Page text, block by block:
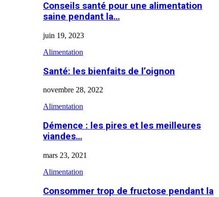
Conseils santé pour une alimentation
saine pendant la…
juin 19, 2023
Alimentation
Santé: les bienfaits de l’oignon
novembre 28, 2022
Alimentation
Démence : les pires et les meilleures
viandes…
mars 23, 2021
Alimentation
Consommer trop de fructose pendant la